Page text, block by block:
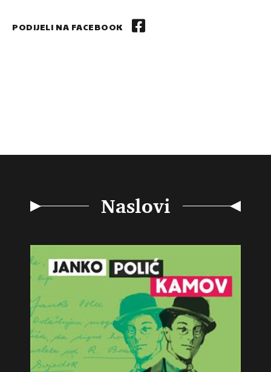
PODIJELI NA FACEBOOK
Naslovi